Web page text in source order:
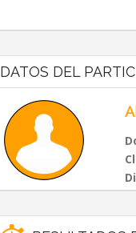
DATOS DEL